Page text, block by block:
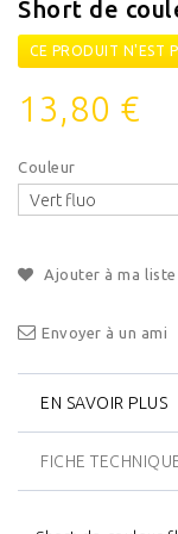
Short de
CE PRODUIT N'EST
13,80 €
Couleur
Ajouter à ma
Envoyer à un ami
EN SAVOIR PLUS
FICHE